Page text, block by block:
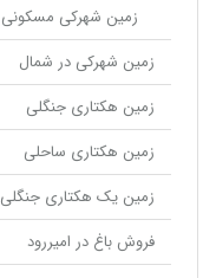
زمین شهرکی مسکونی
زمین شهرکی در شمال
زمین هکتاری جنگلی
زمین هکتاری ساحلی
زمین یک هکتاری جنگلی
فروش باغ در امیررود